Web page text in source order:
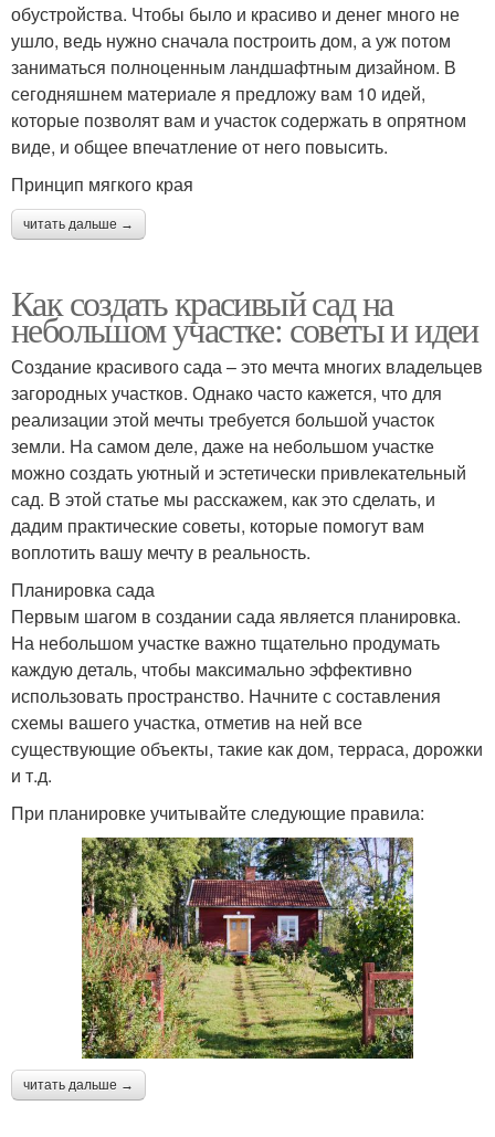
обустройства. Чтобы было и красиво и денег много не
ушло, ведь нужно сначала построить дом, а уж потом
заниматься полноценным ландшафтным дизайном. В
сегодняшнем материале я предложу вам 10 идей,
которые позволят вам и участок содержать в опрятном
виде, и общее впечатление от него повысить.
Принцип мягкого края
читать дальше →
Как создать красивый сад на
небольшом участке: советы и идеи
Создание красивого сада – это мечта многих владельцев
загородных участков. Однако часто кажется, что для
реализации этой мечты требуется большой участок
земли. На самом деле, даже на небольшом участке
можно создать уютный и эстетически привлекательный
сад. В этой статье мы расскажем, как это сделать, и
дадим практические советы, которые помогут вам
воплотить вашу мечту в реальность.
Планировка сада
Первым шагом в создании сада является планировка.
На небольшом участке важно тщательно продумать
каждую деталь, чтобы максимально эффективно
использовать пространство. Начните с составления
схемы вашего участка, отметив на ней все
существующие объекты, такие как дом, терраса, дорожки
и т.д.
При планировке учитывайте следующие правила:
читать дальше →